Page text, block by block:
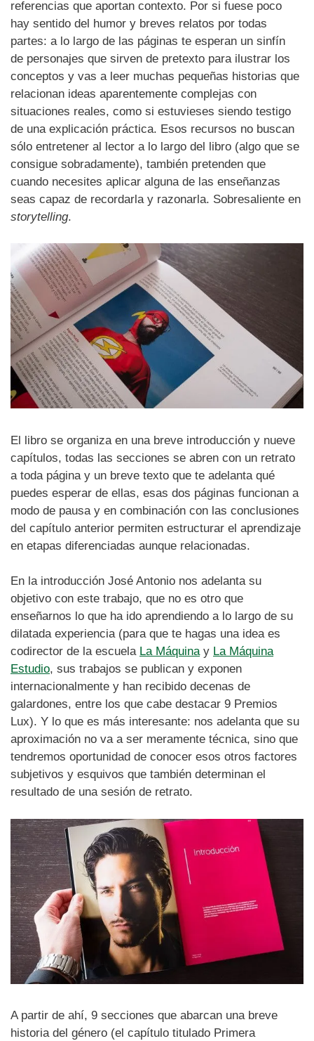
referencias que aportan contexto. Por si fuese poco
hay sentido del humor y breves relatos por todas
partes: a lo largo de las páginas te esperan un sinfín
de personajes que sirven de pretexto para ilustrar los
conceptos y vas a leer muchas pequeñas historias que
relacionan ideas aparentemente complejas con
situaciones reales, como si estuvieses siendo testigo
de una explicación práctica. Esos recursos no buscan
sólo entretener al lector a lo largo del libro (algo que se
consigue sobradamente), también pretenden que
cuando necesites aplicar alguna de las enseñanzas
seas capaz de recordarla y razonarla. Sobresaliente en
storytelling.
El libro se organiza en una breve introducción y nueve
capítulos, todas las secciones se abren con un retrato
a toda página y un breve texto que te adelanta qué
puedes esperar de ellas, esas dos páginas funcionan a
modo de pausa y en combinación con las conclusiones
del capítulo anterior permiten estructurar el aprendizaje
en etapas diferenciadas aunque relacionadas.
En la introducción José Antonio nos adelanta su
objetivo con este trabajo, que no es otro que
enseñarnos lo que ha ido aprendiendo a lo largo de su
dilatada experiencia (para que te hagas una idea es
codirector de la escuela La Máquinay La Máquina
Estudio, sus trabajos se publican y exponen
internacionalmente y han recibido decenas de
galardones, entre los que cabe destacar 9 Premios
Lux). Y lo que es más interesante: nos adelanta que su
aproximación no va a ser meramente técnica, sino que
tendremos oportunidad de conocer esos otros factores
subjetivos y esquivos que también determinan el
resultado de una sesión de retrato.
A partir de ahí, 9 secciones que abarcan una breve
historia del género (el capítulo titulado Primera